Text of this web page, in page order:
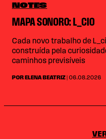
NOTES
MAPA SONORO: L_CIO
Cada novo trabalho de
construída pela
caminhos previsíveis
POR ELENA BEATRIZ | 06.08.2026